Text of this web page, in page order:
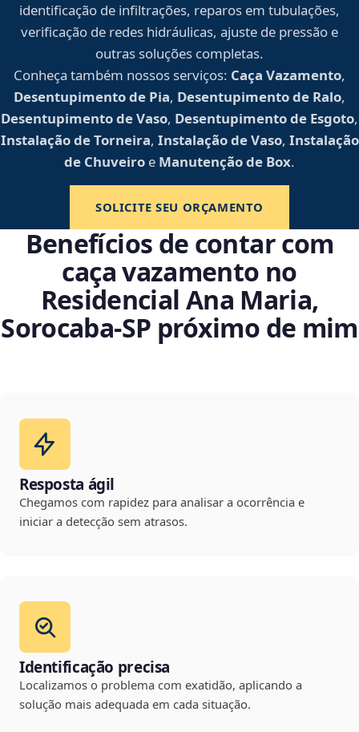
identificação de infiltrações, reparos em tubulações,
verificação de redes hidráulicas, ajuste de pressão e
outras soluções completas.
Conheça também nossos serviços: Caça Vazamento,
Desentupimento de Pia, Desentupimento de Ralo,
Desentupimento de Vaso, Desentupimento de Esgoto,
Instalação de Torneira, Instalação de Vaso, Instalação
de Chuveiro e Manutenção de Box.
SOLICITE SEU ORÇAMENTO
Benefícios de contar com
caça vazamento no
Residencial Ana Maria,
Sorocaba‑SP próximo de mim
Resposta ágil
Chegamos com rapidez para analisar a ocorrência e
iniciar a detecção sem atrasos.
Identificação precisa
Localizamos o problema com exatidão, aplicando a
solução mais adequada em cada situação.